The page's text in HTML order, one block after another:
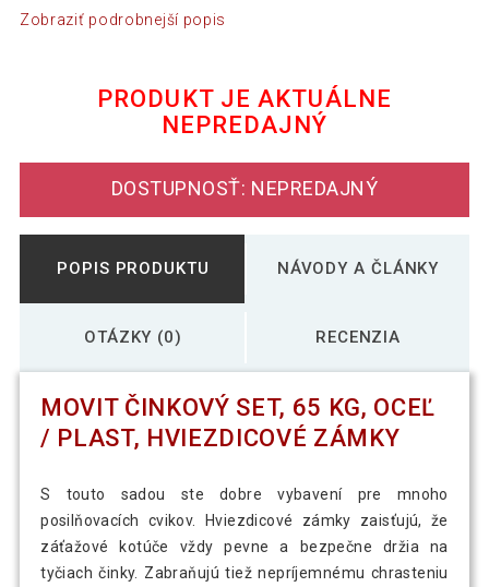
Zobraziť podrobnejší popis
PRODUKT JE AKTUÁLNE
NEPREDAJNÝ
DOSTUPNOSŤ: NEPREDAJNÝ
POPIS PRODUKTU NÁVODY A ČLÁNKY
OTÁZKY (0) RECENZIA
MOVIT ČINKOVÝ SET, 65 KG, OCEĽ
/ PLAST, HVIEZDICOVÉ ZÁMKY
S touto sadou ste dobre vybavení pre mnoho
posilňovacích cvikov. Hviezdicové zámky zaisťujú, že
záťažové kotúče vždy pevne a bezpečne držia na
tyčiach činky. Zabraňujú tiež nepríjemnému chrasteniu